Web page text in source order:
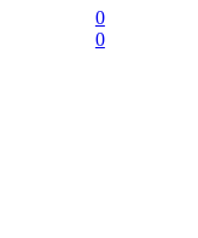
0
0